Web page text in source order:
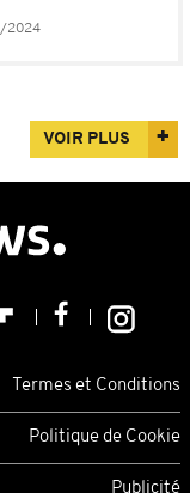
2024
VOIR PLUS
Termes et Conditions
Politique de Cookie
Publicité